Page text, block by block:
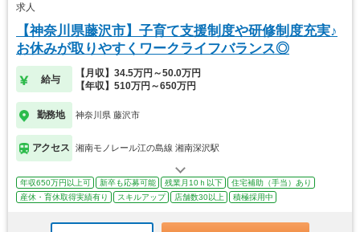
求人
【神奈川県藤沢市】子育て支援制度や研修制度充実♪
お休みが取りやすくワークライフバランス◎
給与
【月収】34.5万円～50.0万円
【年収】510万円～650万円
勤務地 神奈川県 藤沢市
アクセス 湘南モノレール江の島線 湘南深沢駅
年収650万円以上可 新卒も応募可能 残業月10ｈ以下
住宅補助（手当）あり
産休・育休取得実績有り
スキルアップ 店舗数30以上 積極採用中